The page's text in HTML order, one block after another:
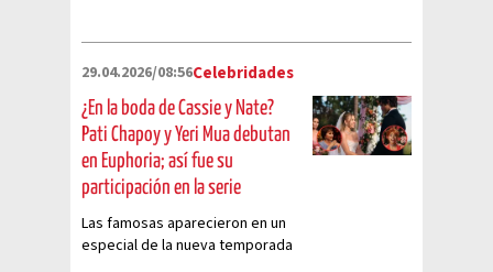
29.04.2026/08:56Celebridades
¿En la boda de Cassie y Nate?
Pati Chapoy y Yeri Mua debutan
en Euphoria; así fue su
participación en la serie
Las famosas aparecieron en un
especial de la nueva temporada